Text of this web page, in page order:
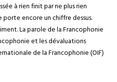
à rien finit par ne plus rien
encore un chiffre dessus.
La parole de la Francophonie
et les dévaluations
de la Francophonie (OIF)